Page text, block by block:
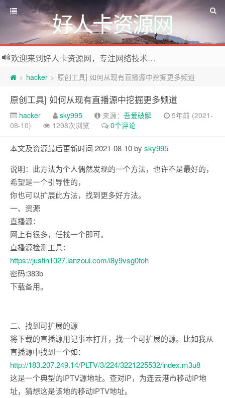
好人卡资源网
欢迎来到好人卡资源网，专注网络技术资源收集，我们不仅是网络资源的搬运工，也生产原创资源。寻找资源请留言或关注公众号:烈日下的男人
> hacker > 原创工具] 如何从现有直播源中挖掘更多频道
原创工具] 如何从现有直播源中挖掘更多频道
hacker sky995 来源： 吾爱破解
5年前 (2021-
08-10)
1298次浏览 0个评论
本文及资源最后更新时间 2021-08-10 by sky995
说明：此方法为个人偶然发现的一个方法，也许不是最好的，
希望是一个引导性的，
你也可以扩展此方法， 找到更多好方法。
一、资源
直播源：
网上有很多，任找一个即可。
直播源检测工具：
https://justin1027.lanzoui.com/i8y9vsg0toh
密码:383b
下载备用。
二、找到可扩展的源
将下载的直播源用记事本打开，找一个可扩展的源。比如我从
直播源中找到一个如：
http://183.207.249.14/PLTV/3/224/3221225532/index.m3u8
这是一个典型的IPTV源地址。查对IP，为连云港市移动IP地
址，猜想这是该地的移动IPTV地址。